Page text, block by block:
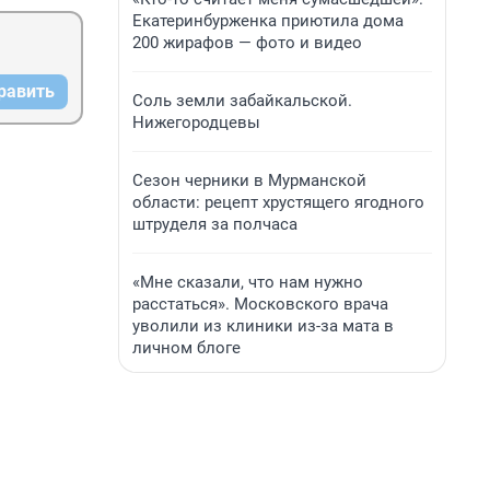
Екатеринбурженка приютила дома
200 жирафов — фото и видео
Соль земли забайкальской.
Нижегородцевы
Сезон черники в Мурманской
области: рецепт хрустящего ягодного
штруделя за полчаса
«Мне сказали, что нам нужно
расстаться». Московского врача
уволили из клиники из-за мата в
личном блоге